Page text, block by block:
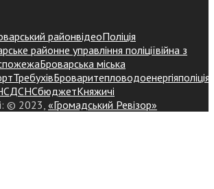
районвідеоПоліція
районне управління поліціївійна з
пожежаБроварська міська
ТребухівБроваритепловодоенергіяполіція
ДСНСбюджетКняжичі
© 2023, «Громадський Ревізор»